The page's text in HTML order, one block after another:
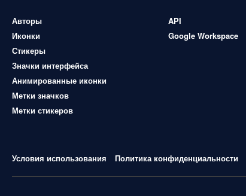
Авторы
Иконки
Стикеры
Значки интерфейса
Анимированные иконки
Метки значков
Метки стикеров
API
Google Workspace
Условия использования Политика конфиденциальности